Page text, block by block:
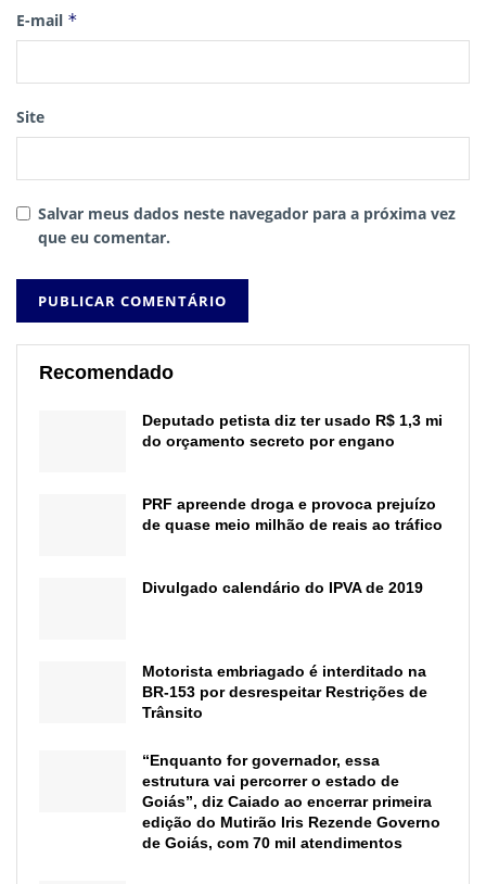
E-mail *
Site
Salvar meus dados neste navegador para a próxima vez
que eu comentar.
Recomendado
Deputado petista diz ter usado R$ 1,3 mi
do orçamento secreto por engano
PRF apreende droga e provoca prejuízo
de quase meio milhão de reais ao tráfico
Divulgado calendário do IPVA de 2019
Motorista embriagado é interditado na
BR-153 por desrespeitar Restrições de
Trânsito
“Enquanto for governador, essa
estrutura vai percorrer o estado de
Goiás”, diz Caiado ao encerrar primeira
edição do Mutirão Iris Rezende Governo
de Goiás, com 70 mil atendimentos